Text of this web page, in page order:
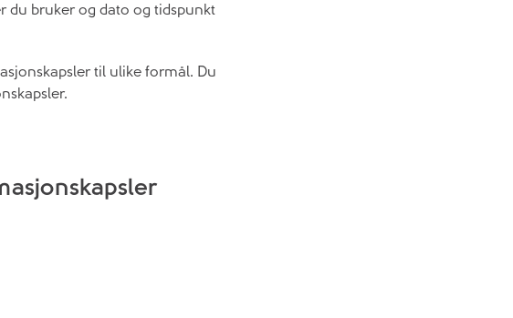
du bruker og dato og tidspunkt
til ulike formål. Du